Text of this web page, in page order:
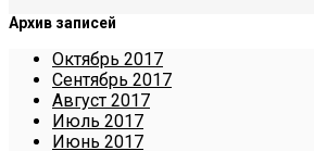
Архив записей
Октябрь 2017
Сентябрь 2017
Август 2017
Июль 2017
Июнь 2017